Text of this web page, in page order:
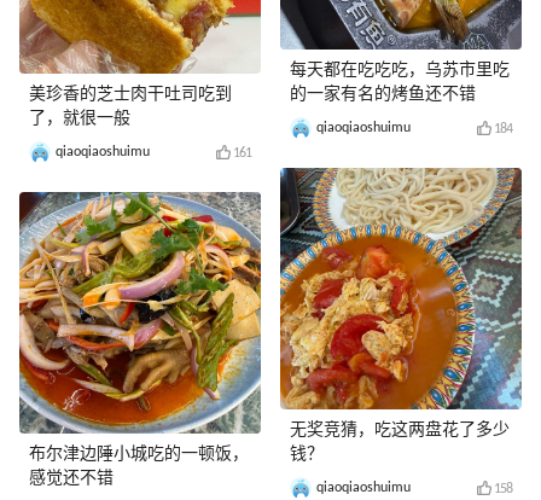
美珍香的芝士肉干吐司吃到
了，就很一般
qiaoqiaoshuimu 161
布尔津边陲小城吃的一顿饭，
感觉还不错
每天都在吃吃吃，乌苏市里吃
的一家有名的烤鱼还不错
qiaoqiaoshuimu 184
无奖竞猜，吃这两盘花了多少
钱？
qiaoqiaoshuimu 158